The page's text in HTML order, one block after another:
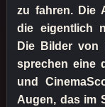
zu fahren. Die
die eigentlich
Die Bilder von
sprechen eine
und
Augen, das im